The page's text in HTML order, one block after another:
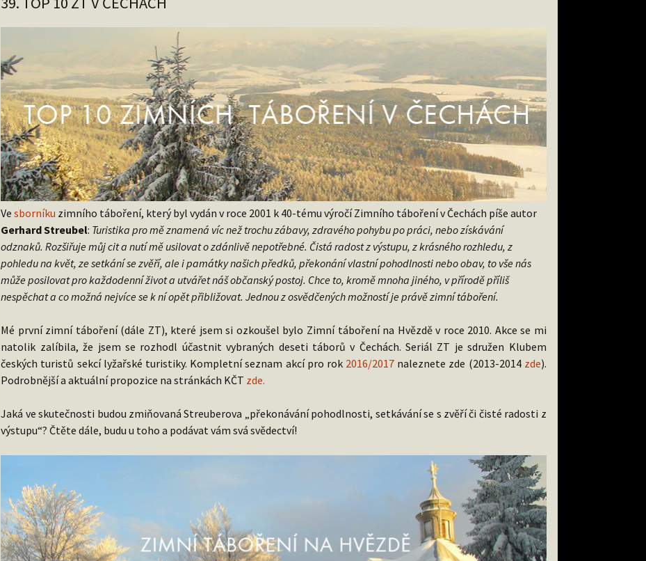
Vesborníku zimního táboření, který byl vydán v roce 2001 k 40-tému výročí Zimního táboření v Čechách píše autor
Gerhard Streubel: Turistika pro mě znamená víc než trochu zábavy, zdravého pohybu po práci, nebo získávání
odznaků. Rozšiřuje můj cit a nutí mě usilovat o zdánlivě nepotřebné. Čistá radost z výstupu, z krásného rozhledu, z
pohledu na květ, ze setkání se zvěří, ale i památky našich předků, překonání vlastní pohodlnosti nebo obav, to vše nás
může posilovat pro každodenní život a utvářet náš občanský postoj. Chce to, kromě mnoha jiného, v přírodě příliš
nespěchat a co možná nejvíce se k ní opět přibližovat. Jednou z osvědčených možností je právě zimní táboření.
Mé první zimní táboření (dále ZT), které jsem si ozkoušel bylo Zimní táboření na Hvězdě v roce 2010. Akce se mi
natolik zalíbila, že jsem se rozhodl účastnit vybraných deseti táborů v Čechách. Seriál ZT je sdružen Klubem
českých turistů sekcí lyžařské turistiky. Kompletní seznam akcí pro rok 2016/2017 naleznete zde (2013-2014 zde).
Podrobnější a aktuální propozice na stránkách KČT zde.
Jaká ve skutečnosti budou zmiňovaná Streuberova „překonávání pohodlnosti, setkávání se s zvěří či čisté radosti z
výstupu“? Čtěte dále, budu u toho a podávat vám svá svědectví!